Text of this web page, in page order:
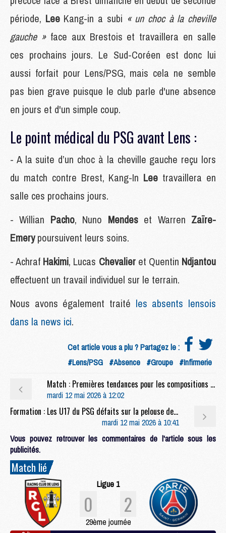
période, Lee Kang-in a subi « un choc à la cheville
gauche »face aux Brestois et travaillera en salle
ces prochains jours. Le Sud-Coréen est donc lui
aussi forfait pour Lens/PSG, mais cela ne semble
pas bien grave puisque le club parle d'une absence
en jours et d'un simple coup.
Le point médical du PSG avant Lens :
- A la suite d’un choc à la cheville gauche reçu lors
du match contre Brest, Kang-In Lee travaillera en
salle ces prochains jours.
- Willian Pacho, Nuno Mendes et Warren Zaïre-
Emerypoursuivent leurs soins.
- Achraf Hakimi, Lucas Chevalier et Quentin Ndjantou
effectuent un travail individuel sur le terrain.
Nous avons également traité les absents lensois
dans la news ici.
Cet article vous a plu ? Partagez le :
#Lens/PSG #Absence #Groupe #Infirmerie
Match : Premières tendances pour les compositions de Lens/PSG
mardi 12 mai 2026 à 12:02
Formation : Les U17 du PSG défaits sur la pelouse de Versailles
mardi 12 mai 2026 à 10:41
Vous pouvez retrouver les commentaires de l'article sous les
publicités.
Match lié
Ligue 1
0 2
29ème journée